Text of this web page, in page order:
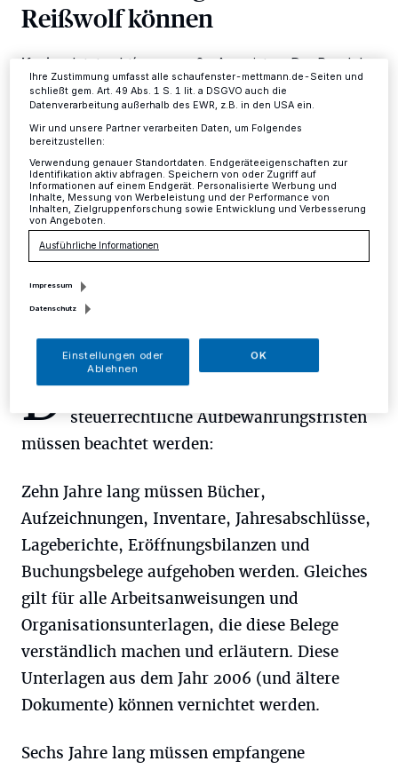
Reißwolf können
Kreis
Jetzt geht´s ans große Ausmisten. Der Bund der
Steuerzahler Nordrhein-Westfalen (BdSt NRW)
empfiehlt allen Unternehmen, Freiberuflern, Vereinen
aufzuräumen und sich von alten Dokumenten zu
05.01.2017 , 11:57 Uhr
D och was kann weg? Zwei wichtige
steuerrechtliche Aufbewahrungsfristen
müssen beachtet werden:
Zehn Jahre lang müssen Bücher,
Aufzeichnungen, Inventare, Jahresabschlüsse,
Lageberichte, Eröffnungsbilanzen und
Buchungsbelege aufgehoben werden. Gleiches
gilt für alle Arbeitsanweisungen und
Organisationsunterlagen, die diese Belege
verständlich machen und erläutern. Diese
Unterlagen aus dem Jahr 2006 (und ältere
Dokumente) können vernichtet werden.
Sechs Jahre lang müssen empfangene
ändern oder Ihre Einwilligung zu widerrufen, indem Sie auf den Link
Einstellungen oder Ablehnen am unteren Rand der Webseite klicken.
Ihre Zustimmung umfasst alle schaufenster-mettmann.de-Seiten und
schließt gem. Art. 49 Abs. 1 S. 1 lit. a DSGVO auch die
Datenverarbeitung außerhalb des EWR, z.B. in den USA ein.
Wir und unsere Partner verarbeiten Daten, um Folgendes
bereitzustellen:
Verwendung genauer Standortdaten. Endgeräteeigenschaften zur
Identifikation aktiv abfragen. Speichern von oder Zugriff auf
Informationen auf einem Endgerät. Personalisierte Werbung und
Inhalte, Messung von Werbeleistung und der Performance von
Inhalten, Zielgruppenforschung sowie Entwicklung und Verbesserung
von Angeboten.
Ausführliche Informationen
Impressum
Datenschutz
Einstellungen oder
Ablehnen
OK